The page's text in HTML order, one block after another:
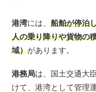
港湾には、 船舶が停泊
人の乗り降りや貨物の
域）があります。
港務局は、国土交通大
けて、港湾として管理